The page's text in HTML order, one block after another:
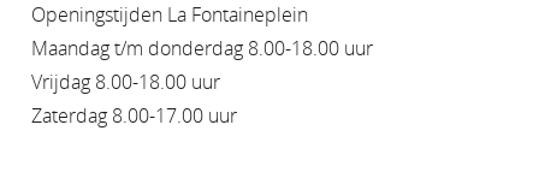
Openingstijden La Fontaineplein
Maandag t/m donderdag 8.00-18.00 uur
Vrijdag 8.00-18.00 uur
Zaterdag 8.00-17.00 uur